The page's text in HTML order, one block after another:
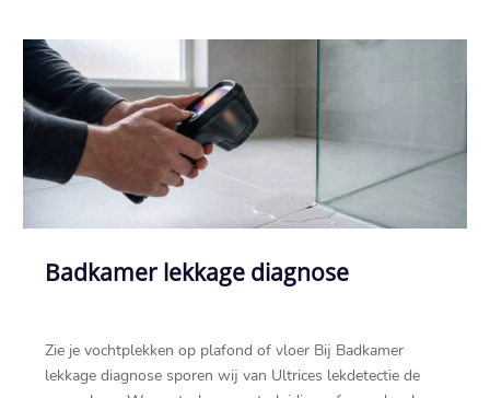
Badkamer lekkage diagnose
Zie je vochtplekken op plafond of vloer Bij Badkamer
lekkage diagnose sporen wij van Ultrices lekdetectie de